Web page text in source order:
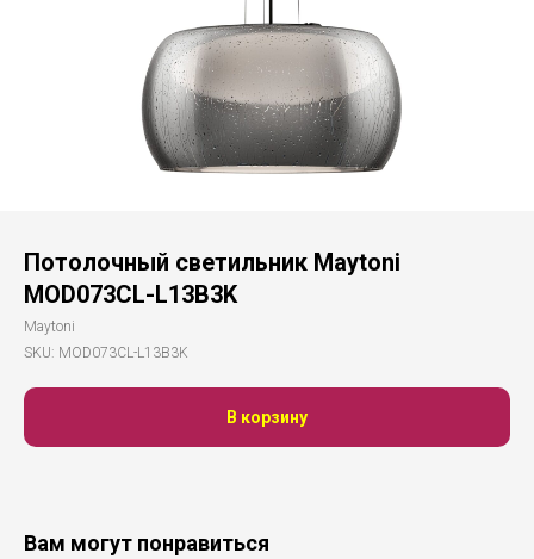
Потолочный светильник Maytoni
MOD073CL-L13B3K
Maytoni
SKU: MOD073CL-L13B3K
В корзину
Вам могут понравиться